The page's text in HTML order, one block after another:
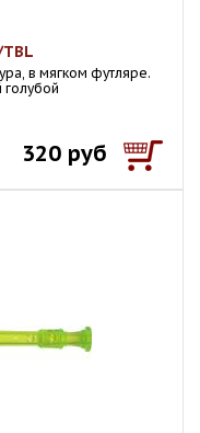
TBL
в мягком футляре.
голубой
320 руб